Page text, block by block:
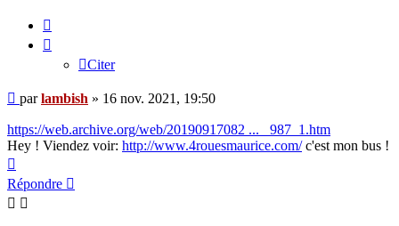
Citer
Message
parlambish » 16 nov. 2021, 19:50
https://web.archive.org/web/20190917082 ... _987_1.htm
Hey ! Viendez voir: http://www.4rouesmaurice.com/c'est mon bus !
Répondre